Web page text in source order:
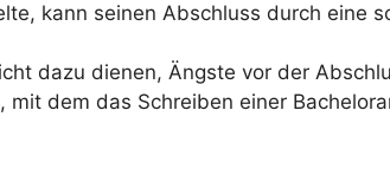
kann seinen Abschluss durch eine
dazu dienen, Ängste vor der
mit dem das Schreiben einer